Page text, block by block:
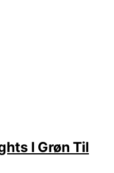
I Grøn Til